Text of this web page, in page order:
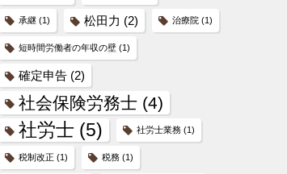
承継 (1) 松田力 (2) 治療院 (1)
短時間労働者の年収の壁 (1)
確定申告 (2)
社会保険労務士 (4)
社労士 (5) 社労士業務 (1)
税制改正 (1) 税務 (1)